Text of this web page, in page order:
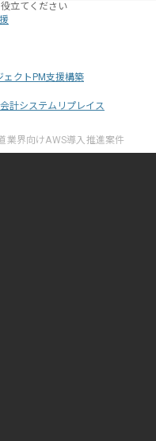
立てください
ェクトPM支援構築
計システムリプレイス
業界向けAWS導入推進案件